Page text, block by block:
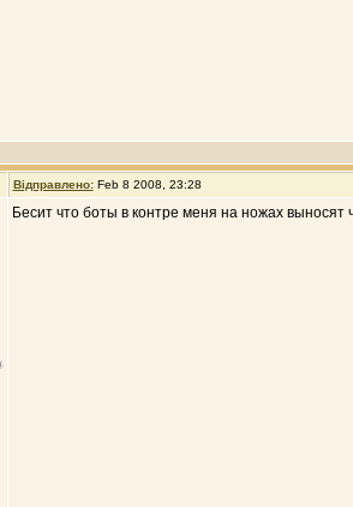
Відправлено: Feb 8 2008, 23:28
Бесит что боты в контре меня на ножах